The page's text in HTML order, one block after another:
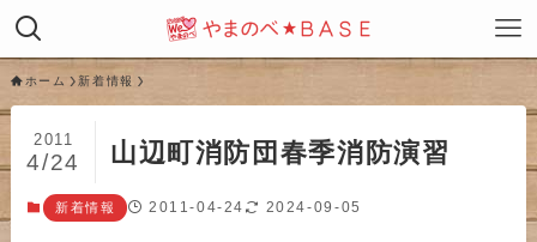
ホーム 新着情報
山辺町消防団春季消防演習
2011
4/24
新着情報 2011-04-24 2024-09-05